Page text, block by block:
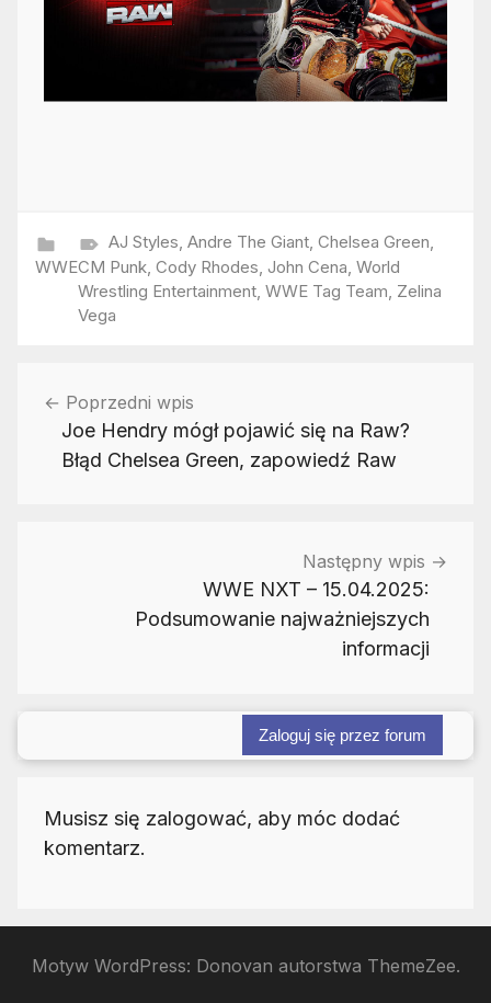
WWE
AJ Styles Andre The Giant, Chelsea Green
CM Punk Cody Rhodes John Cena World
Wrestling Entertainment WWE Tag Team Zelina
Vega
wpisu
Poprzedni wpis
Joe Hendry mógł pojawić się na Raw?
Błąd Chelsea Green, zapowiedź Raw
Następny wpis
WWE NXT – 15.04.2025:
Podsumowanie najważniejszych
informacji
Zaloguj się przez forum
Musisz się zalogować, aby móc dodać
komentarz.
Motyw WordPress: Donovan autorstwa ThemeZee.